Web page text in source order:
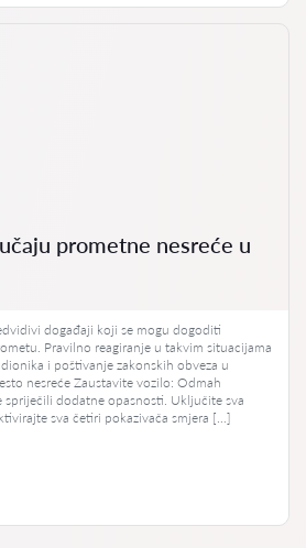
prometne nesreće u
događaji koji se mogu dogoditi
Pravilno reagiranje u takvim situacijama
i poštivanje zakonskih obveza u
nesreće Zaustavite vozilo: Odmah
spriječili dodatne opasnosti. Uključite sva
sva četiri pokazivača smjera […]